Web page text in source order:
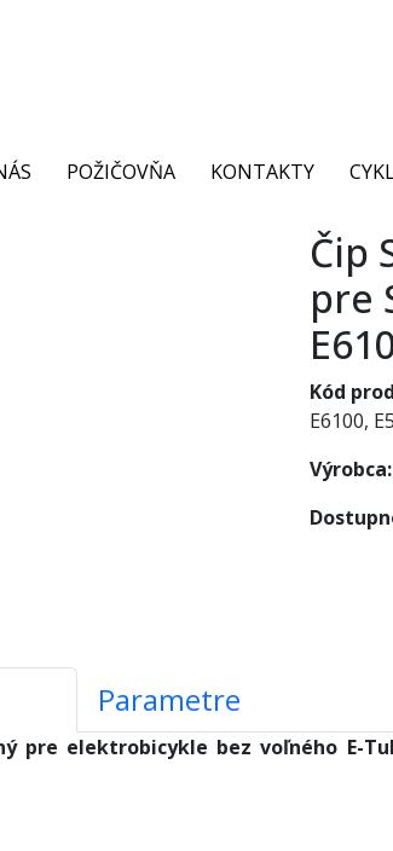
POŽIČOVŇA KONTAKTY
Čip
pre
Kód
E6100,
Výrobca:
Parametre
pre elektrobicykle bez voľného E-